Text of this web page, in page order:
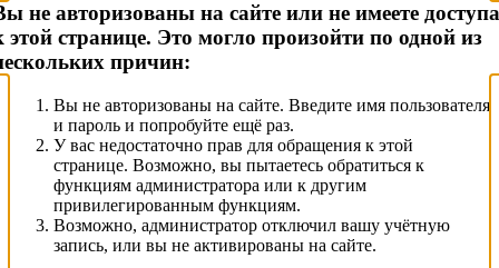
не авторизованы на сайте или не имеете доступа
этой странице. Это могло произойти по одной из
причин:
Вы не авторизованы на сайте. Введите имя пользователя
и пароль и попробуйте ещё раз.
У вас недостаточно прав для обращения к этой
странице. Возможно, вы пытаетесь обратиться к
функциям администратора или к другим
привилегированным функциям.
Возможно, администратор отключил вашу учётную
запись, или вы не активированы на сайте.